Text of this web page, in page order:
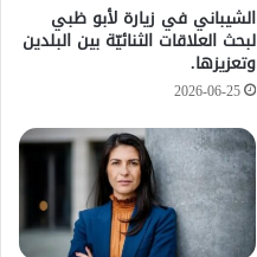
الشيباني في زيارة لأبو ظبي
لبحث العلاقات الثنائيّة بين البلدين
وتعزيزها.
2026-06-25